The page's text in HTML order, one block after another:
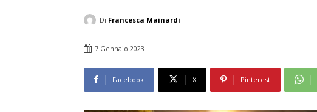
Di Francesca Mainardi
7 Gennaio 2023
Facebook X Pinterest